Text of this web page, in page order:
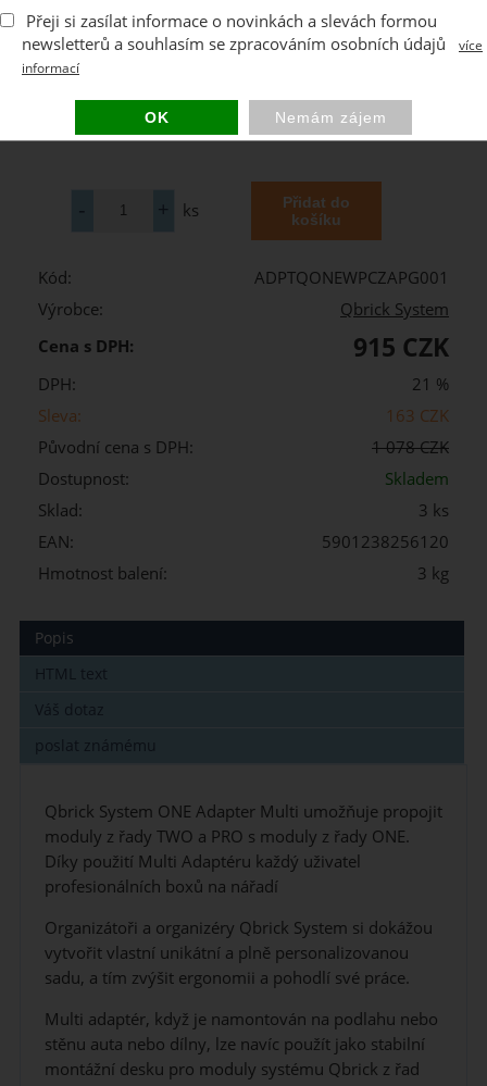
ks
Kód:
ADPTQONEWPCZAPG001
Výrobce:
Qbrick System
Cena s DPH:
915 CZK
DPH:
21 %
Sleva:
163 CZK
Původní cena s DPH:
1 078 CZK
Dostupnost:
Skladem
Sklad:
3 ks
EAN:
5901238256120
Hmotnost balení:
3 kg
Popis
HTML text
Váš dotaz
poslat známému
Qbrick System ONE Adapter Multi umožňuje propojit
moduly z řady TWO a PRO s moduly z řady ONE.
Díky použití Multi Adaptéru každý uživatel
profesionálních boxů na nářadí
Organizátoři a organizéry Qbrick System si dokážou
vytvořit vlastní unikátní a plně personalizovanou
sadu, a tím zvýšit ergonomii a pohodlí své práce.
Multi adaptér, když je namontován na podlahu nebo
stěnu auta nebo dílny, lze navíc použít jako stabilní
montážní desku pro moduly systému Qbrick z řad
Přeji si zasílat informace o novinkách a slevách formou
newsletterů a souhlasím se zpracováním osobních údajů
více
informací